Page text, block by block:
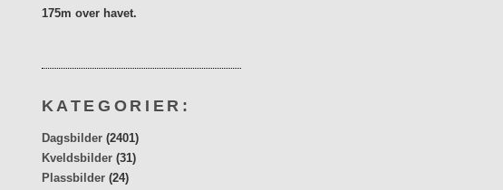
175m over havet.
KATEGORIER:
Dagsbilder (2401)
Kveldsbilder (31)
Plassbilder (24)